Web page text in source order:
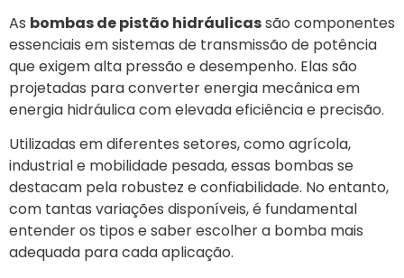
As bombas de pistão hidráulicassão componentes
essenciais em sistemas de transmissão de potência
que exigem alta pressão e desempenho. Elas são
projetadas para converter energia mecânica em
energia hidráulica com elevada eficiência e precisão.
Utilizadas em diferentes setores, como agrícola,
industrial e mobilidade pesada, essas bombas se
destacam pela robustez e confiabilidade. No entanto,
com tantas variações disponíveis, é fundamental
entender os tipos e saber escolher a bomba mais
adequada para cada aplicação.